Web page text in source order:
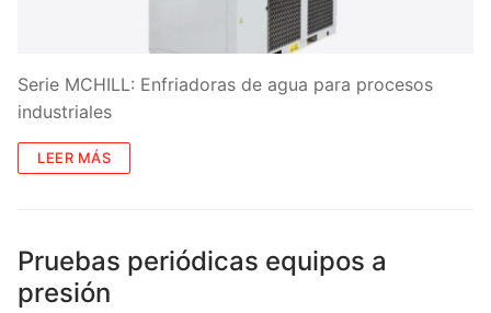
Serie MCHILL: Enfriadoras de agua para procesos
industriales
LEER MÁS
Pruebas periódicas equipos a
presión